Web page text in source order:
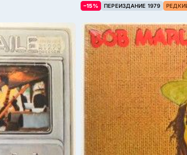
–15% ПЕРЕИЗДАНИЕ 1979